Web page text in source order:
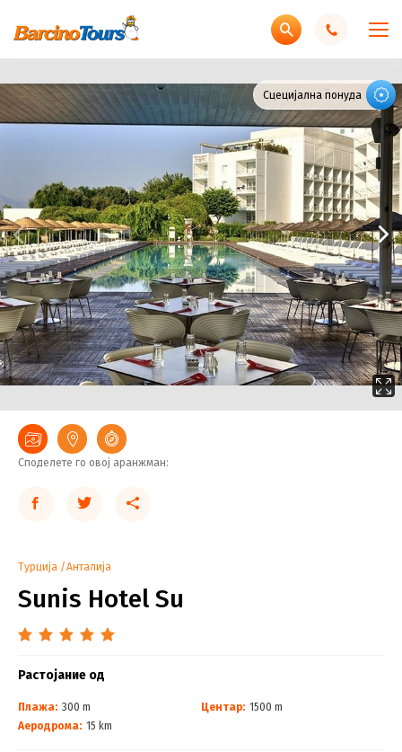
Сцецијална понуда
Споделете го овој аранжман:
Турција Анталија
Sunis Hotel Su
Растојание од
Плажа: 300 m Центар: 1500 m
Аеродрома: 15 km